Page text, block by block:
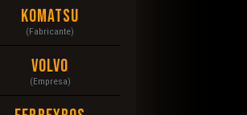
Komatsu
(Fabricante)
Volvo
(Empresa)